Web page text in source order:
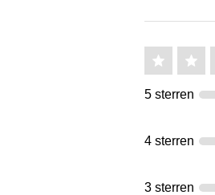
5 sterren
4 sterren
3 sterren